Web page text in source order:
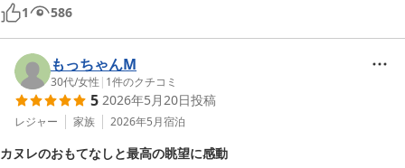
ました。
またぜひ訪れたいと思える旅館です。
温泉もお肌がツルツルになる系で最高です。
館内は新しくはないですが、掃除が行き届いていて清潔です。
また別の季節に泊まりに行きたいと家族で話しました。
1 586
もっちゃんM
30代/女性 | 1件のクチコミ
5 2026年5月20日投稿
レジャー 家族 2026年5月宿泊
カヌレのおもてなしと最高の眺望に感動